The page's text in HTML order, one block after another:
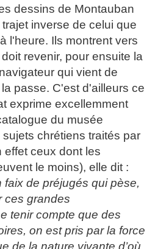
dessins de Montauban
trajet inverse de celui que
l'heure. Ils montrent vers
revenir, pour ensuite la
qui vient de
passe. C'est d'ailleurs ce
exprime excellemment
du musée
chrétiens traités par
effet ceux dont les
le moins), elle dit :
faix de préjugés qui pèse,
ces grandes
tenir compte que des
on est pris par la force
de la nature vivante d’où